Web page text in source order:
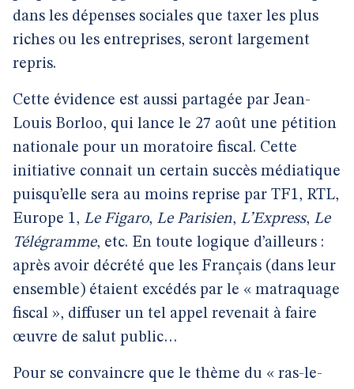
dans les dépenses sociales que taxer les plus
riches ou les entreprises, seront largement
repris.
Cette évidence est aussi partagée par Jean-
Louis Borloo, qui lance le 27 août une pétition
nationale pour un moratoire fiscal. Cette
initiative connait un certain succès médiatique
puisqu’elle sera au moins reprise par TF1, RTL,
Europe 1, Le Figaro, Le Parisien, L’Express, Le
Télégramme, etc. En toute logique d’ailleurs :
après avoir décrété que les Français (dans leur
ensemble) étaient excédés par le « matraquage
fiscal », diffuser un tel appel revenait à faire
œuvre de salut public…
Pour se convaincre que le thème du « ras-le-